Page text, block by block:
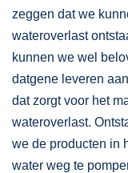
zeggen dat we
wateroverlast
kunnen we wel
datgene leveren
dat zorgt voor het
wateroverlast.
we de producten in
water weg te